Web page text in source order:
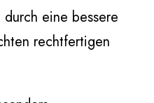
eine bessere
rechtfertigen